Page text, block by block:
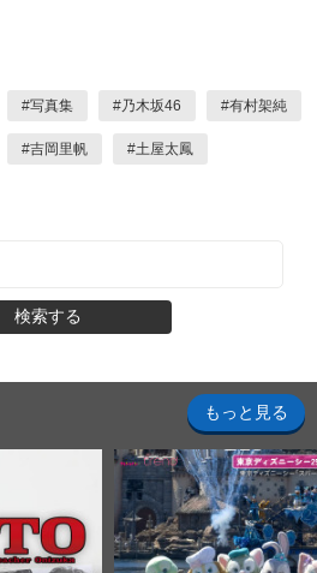
#写真集 #乃木坂46 #有村架純
#吉岡里帆 #土屋太鳳
検索する
もっと見る